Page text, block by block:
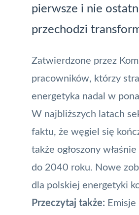
pierwsze i nie
przechodzi
Zatwierdzone przez
pracowników, którzy
energetyka nadal w
W najbliższych latach
faktu, że węgiel się
także ogłoszony
do 2040 roku. Nowe
dla polskiej energetyki
Przeczytaj także: